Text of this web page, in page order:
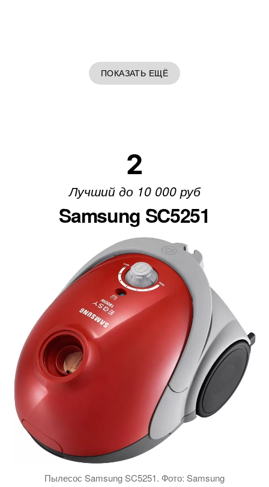
ПОКАЗАТЬ ЕЩЁ
2
Лучший до 10 000 руб
Samsung SC5251
Пылесос Samsung SC5251. Фото: Samsung